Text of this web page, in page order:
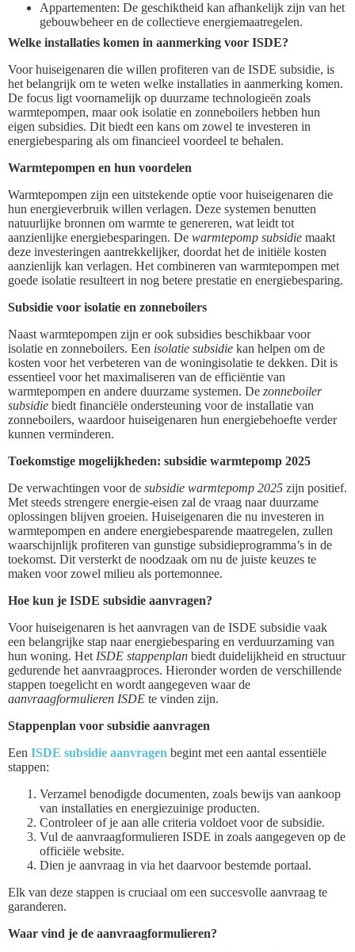
Appartementen: De geschiktheid kan afhankelijk zijn van het
gebouwbeheer en de collectieve energiemaatregelen.
Welke installaties komen in aanmerking voor ISDE?
Voor huiseigenaren die willen profiteren van de ISDE subsidie, is
het belangrijk om te weten welke installaties in aanmerking komen.
De focus ligt voornamelijk op duurzame technologieën zoals
warmtepompen, maar ook isolatie en zonneboilers hebben hun
eigen subsidies. Dit biedt een kans om zowel te investeren in
energiebesparing als om financieel voordeel te behalen.
Warmtepompen en hun voordelen
Warmtepompen zijn een uitstekende optie voor huiseigenaren die
hun energieverbruik willen verlagen. Deze systemen benutten
natuurlijke bronnen om warmte te genereren, wat leidt tot
aanzienlijke energiebesparingen. De warmtepomp subsidie maakt
deze investeringen aantrekkelijker, doordat het de initiële kosten
aanzienlijk kan verlagen. Het combineren van warmtepompen met
goede isolatie resulteert in nog betere prestatie en energiebesparing.
Subsidie voor isolatie en zonneboilers
Naast warmtepompen zijn er ook subsidies beschikbaar voor
isolatie en zonneboilers. Een isolatie subsidie kan helpen om de
kosten voor het verbeteren van de woningisolatie te dekken. Dit is
essentieel voor het maximaliseren van de efficiëntie van
warmtepompen en andere duurzame systemen. De zonneboiler
subsidie biedt financiële ondersteuning voor de installatie van
zonneboilers, waardoor huiseigenaren hun energiebehoefte verder
kunnen verminderen.
Toekomstige mogelijkheden: subsidie warmtepomp 2025
De verwachtingen voor de subsidie warmtepomp 2025 zijn positief.
Met steeds strengere energie-eisen zal de vraag naar duurzame
oplossingen blijven groeien. Huiseigenaren die nu investeren in
warmtepompen en andere energiebesparende maatregelen, zullen
waarschijnlijk profiteren van gunstige subsidieprogramma’s in de
toekomst. Dit versterkt de noodzaak om nu de juiste keuzes te
maken voor zowel milieu als portemonnee.
Hoe kun je ISDE subsidie aanvragen?
Voor huiseigenaren is het aanvragen van de ISDE subsidie vaak
een belangrijke stap naar energiebesparing en verduurzaming van
hun woning. Het ISDE stappenplan biedt duidelijkheid en structuur
gedurende het aanvraagproces. Hieronder worden de verschillende
stappen toegelicht en wordt aangegeven waar de
aanvraagformulieren ISDE te vinden zijn.
Stappenplan voor subsidie aanvragen
Een ISDE subsidie aanvragen begint met een aantal essentiële
stappen:
Verzamel benodigde documenten, zoals bewijs van aankoop
van installaties en energiezuinige producten.
Controleer of je aan alle criteria voldoet voor de subsidie.
Vul de aanvraagformulieren ISDE in zoals aangegeven op de
officiële website.
Dien je aanvraag in via het daarvoor bestemde portaal.
Elk van deze stappen is cruciaal om een succesvolle aanvraag te
garanderen.
Waar vind je de aanvraagformulieren?